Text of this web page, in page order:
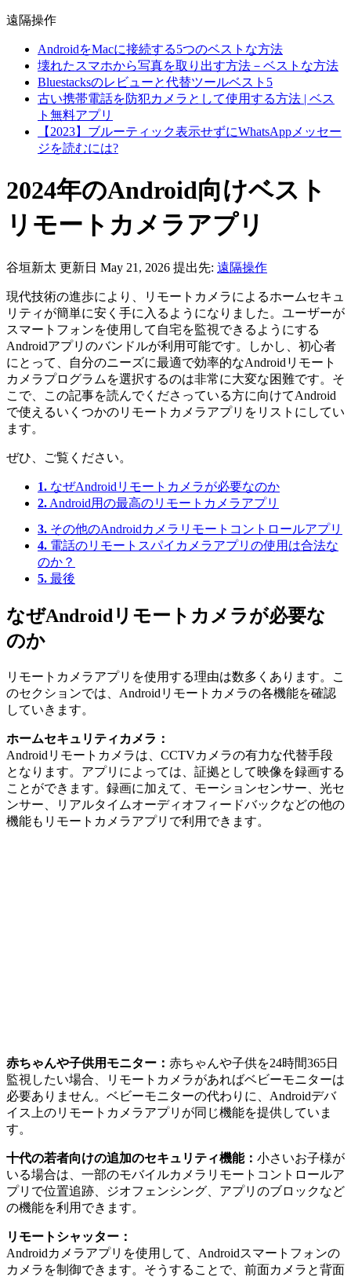
遠隔操作
AndroidをMacに接続する5つのベストな方法
壊れたスマホから写真を取り出す方法－ベストな方法
Bluestacksのレビューと代替ツールベスト5
古い携帯電話を防犯カメラとして使用する方法 | ベス
ト無料アプリ
【2023】ブルーティック表示せずにWhatsAppメッセー
ジを読むには?
2024年のAndroid向けベスト
リモートカメラアプリ
谷垣新太 更新日 May 21, 2026 提出先: 遠隔操作
現代技術の進歩により、リモートカメラによるホームセキュ
リティが簡単に安く手に入るようになりました。ユーザーが
スマートフォンを使用して自宅を監視できるようにする
Androidアプリのバンドルが利用可能です。しかし、初心者
にとって、自分のニーズに最適で効率的なAndroidリモート
カメラプログラムを選択するのは非常に大変な困難です。そ
こで、この記事を読んでくださっている方に向けてAndroid
で使えるいくつかのリモートカメラアプリをリストにしてい
ます。
ぜひ、ご覧ください。
1. なぜAndroidリモートカメラが必要なのか
2. Android用の最高のリモートカメラアプリ
3. その他のAndroidカメラリモートコントロールアプリ
4. 電話のリモートスパイカメラアプリの使用は合法な
のか？
5. 最後
なぜAndroidリモートカメラが必要な
のか
リモートカメラアプリを使用する理由は数多くあります。こ
のセクションでは、Androidリモートカメラの各機能を確認
していきます。
ホームセキュリティカメラ：
Androidリモートカメラは、CCTVカメラの有力な代替手段
となります。アプリによっては、証拠として映像を録画する
ことができます。録画に加えて、モーションセンサー、光セ
ンサー、リアルタイムオーディオフィードバックなどの他の
機能もリモートカメラアプリで利用できます。
赤ちゃんや子供用モニター： 赤ちゃんや子供を24時間365日
監視したい場合、リモートカメラがあればベビーモニターは
必要ありません。ベビーモニターの代わりに、Androidデバ
イス上のリモートカメラアプリが同じ機能を提供していま
す。
十代の若者向けの追加のセキュリティ機能： 小さいお子様が
いる場合は、一部のモバイルカメラリモートコントロールア
プリで位置追跡、ジオフェンシング、アプリのブロックなど
の機能を利用できます。
リモートシャッター：
Androidカメラアプリを使用して、Androidスマートフォンの
カメラを制御できます。そうすることで、前面カメラと背面